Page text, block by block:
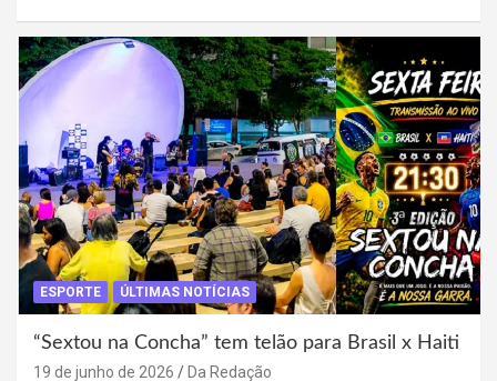
ESPORTE ÚLTIMAS NOTÍCIAS
“Sextou na Concha” tem telão para Brasil x Haiti
19 de junho de 2026 Da Redação